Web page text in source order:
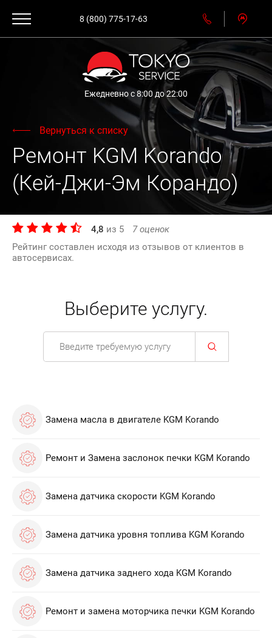
8 (800) 775-17-63
Ежедневно с 8:00 до 22:00
Вернуться к списку
Ремонт KGM Korando
(Кей-Джи-Эм Корандо)
4,8 из 5 7оценок
Рейтинг составлен исходя из отзывов от клиентов в
автосервисах.
Выберите услугу.
Замена масла в двигателе KGM Korando
Ремонт и Замена заслонок печки KGM Korando
Замена датчика скорости KGM Korando
Замена датчика уровня топлива KGM Korando
Замена датчика заднего хода KGM Korando
Ремонт и замена моторчика печки KGM Korando